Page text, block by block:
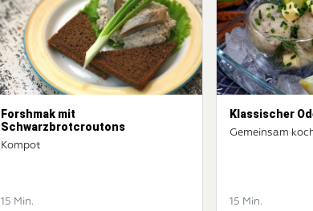
Forshmak mit
Schwarzbrotcroutons
Kompot
15 Min.
Klassischer
Gemeinsam
15 Min.